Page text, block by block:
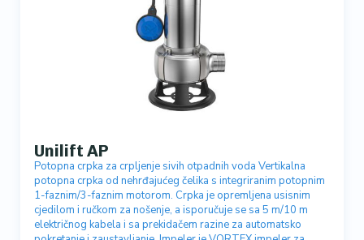
Unilift AP
Potopna crpka za crpljenje sivih otpadnih voda Vertikalna
potopna crpka od nehrđajućeg čelika s integriranim potopnim
1-faznim/3-faznim motorom. Crpka je opremljena usisnim
cjedilom i ručkom za nošenje, a isporučuje se sa 5 m/10 m
električnog kabela i sa prekidačem razine za automatsko